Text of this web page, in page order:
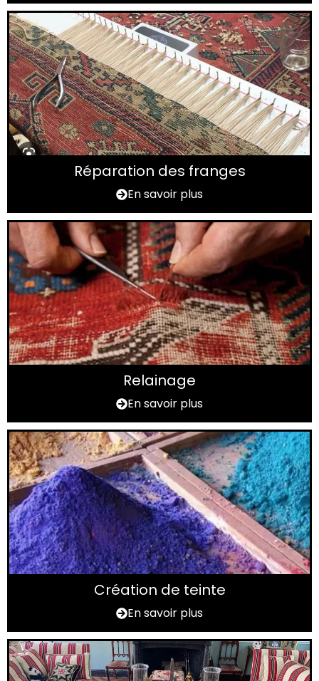
Réparation des franges
En savoir plus
Relainage
En savoir plus
Création de teinte
En savoir plus